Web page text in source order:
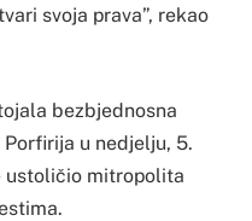
svoja prava”, rekao
bezbjednosna
u nedjelju, 5.
ustoličio mitropolita